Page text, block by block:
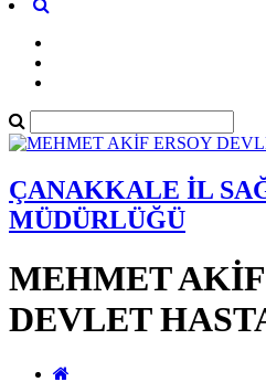
ÇANAKKALE İL
MÜDÜRLÜĞÜ
MEHMET
DEVLET